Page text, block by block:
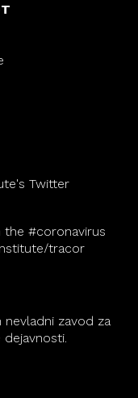
Twitter
tracor
Twitter
zavod za